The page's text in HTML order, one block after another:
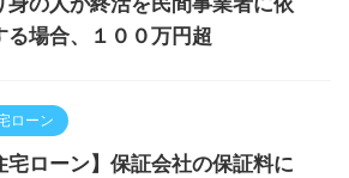
る場合、１００万円超
ローン
宅ローン】保証会社の保証料に